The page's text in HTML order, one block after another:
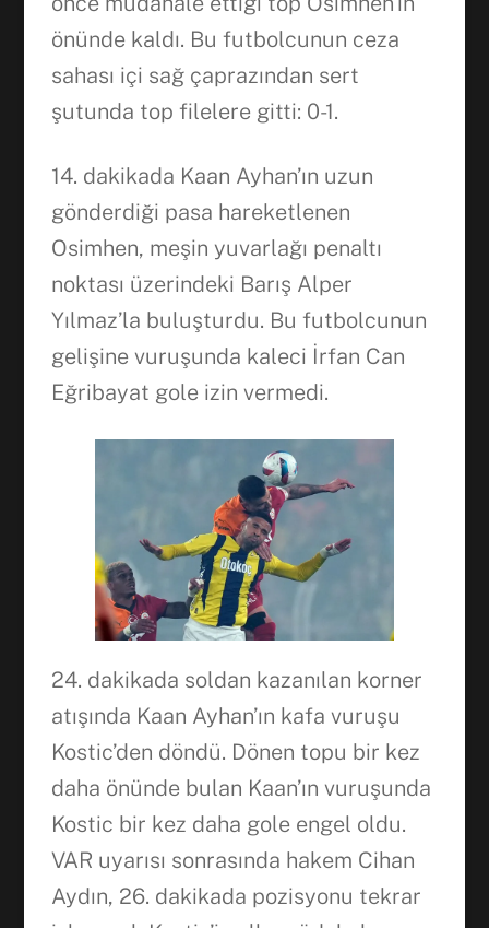
önünde kaldı. Bu futbolcunun ceza
sahası içi sağ çaprazından sert
şutunda top filelere gitti: 0-1.
14. dakikada Kaan Ayhan’ın uzun
gönderdiği pasa hareketlenen
Osimhen, meşin yuvarlağı penaltı
noktası üzerindeki Barış Alper
Yılmaz’la buluşturdu. Bu futbolcunun
gelişine vuruşunda kaleci İrfan Can
Eğribayat gole izin vermedi.
24. dakikada soldan kazanılan korner
atışında Kaan Ayhan’ın kafa vuruşu
Kostic’den döndü. Dönen topu bir kez
daha önünde bulan Kaan’ın vuruşunda
Kostic bir kez daha gole engel oldu.
VAR uyarısı sonrasında hakem Cihan
Aydın, 26. dakikada pozisyonu tekrar